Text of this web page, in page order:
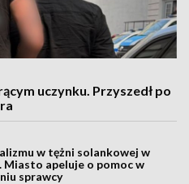
uczynku. Przyszedł po
w tężni solankowej w
Miasto apeluje o pomoc w
sprawcy